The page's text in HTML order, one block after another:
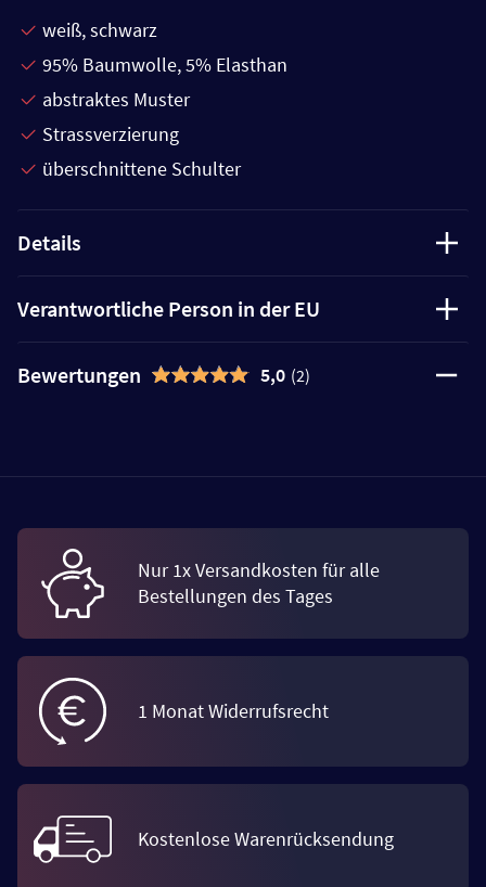
weiß, schwarz
95% Baumwolle, 5% Elasthan
abstraktes Muster
Strassverzierung
überschnittene Schulter
Details
Verantwortliche Person in der EU
Bewertungen 5,0 (2)
Nur 1x Versandkosten für alle
Bestellungen des Tages
1 Monat Widerrufsrecht
Kostenlose Warenrücksendung